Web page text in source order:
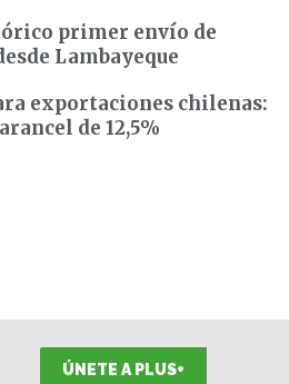
primer envío de
Lambayeque
exportaciones chilenas:
de 12,5%
ÚNETE A PLUS+